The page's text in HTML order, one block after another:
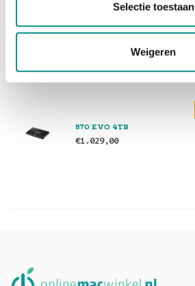
Selectie toestaan
Weigeren
870 EVO 2TB
870 EVO 4TB
€1.029,00